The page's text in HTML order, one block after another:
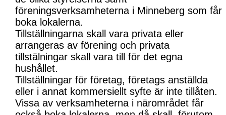
föreningsverksamheterna i Minneberg som får
boka lokalerna.
Tillställningarna skall vara privata eller
arrangeras av förening och privata
tillstälningar skall vara till för det egna
hushållet.
Tillställningar för företag, företags anställda
eller i annat kommersiellt syfte är inte tillåten.
Vissa av verksamheterna i närområdet får